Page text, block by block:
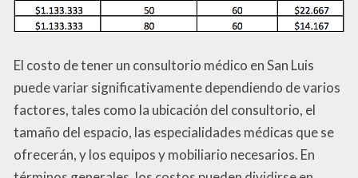
El costo de tener un consultorio médico en San Luis
puede variar significativamente dependiendo de varios
factores, tales como la ubicación del consultorio, el
tamaño del espacio, las especialidades médicas que se
ofrecerán, y los equipos y mobiliario necesarios. En